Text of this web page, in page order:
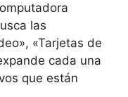
las
«Tarjetas de
cada una
que están